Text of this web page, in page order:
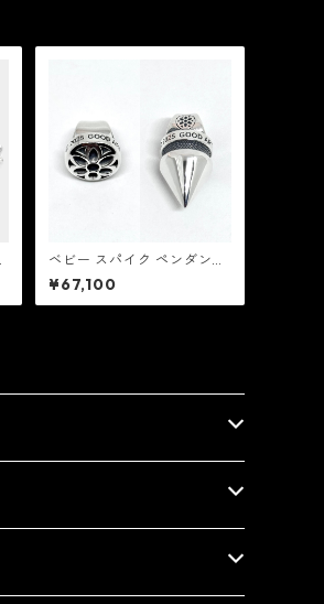
ベビー スパイク ペンダン
ト：Good Art HLYWD グッ
ド アート ハリウッド
¥67,100